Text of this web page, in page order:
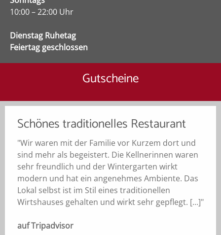
10:00 – 22:00 Uhr
Dienstag Ruhetag
Feiertag geschlossen
Gutscheine
Schönes traditionelles Restaurant
"Wir waren mit der Familie vor Kurzem dort und
sind mehr als begeistert. Die Kellnerinnen waren
sehr freundlich und der Wintergarten wirkt
modern und hat ein angenehmes Ambiente. Das
Lokal selbst ist im Stil eines traditionellen
Wirtshauses gehalten und wirkt sehr gepflegt. [...]"
auf Tripadvisor